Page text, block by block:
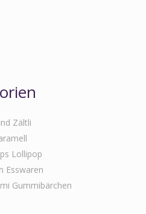
Zältli
Lollipop
Esswaren
Gummibärchen